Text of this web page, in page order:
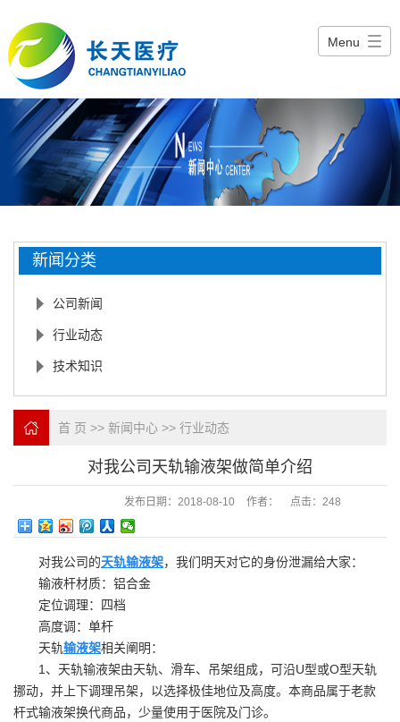
Menu
新闻分类
公司新闻
行业动态
技术知识
首 页 >> 新闻中心 >> 行业动态
对我公司天轨输液架做简单介绍
发布日期： 2018-08-10 作者： 点击： 248
对我公司的天轨输液架，我们明天对它的身份泄漏给大家：
输液杆材质：铝合金
定位调理：四档
高度调：单杆
天轨输液架相关阐明：
1、天轨输液架由天轨、滑车、吊架组成，可沿U型或O型天轨
挪动，并上下调理吊架，以选择极佳地位及高度。本商品属于老款
杆式输液架换代商品，少量使用于医院及门诊。